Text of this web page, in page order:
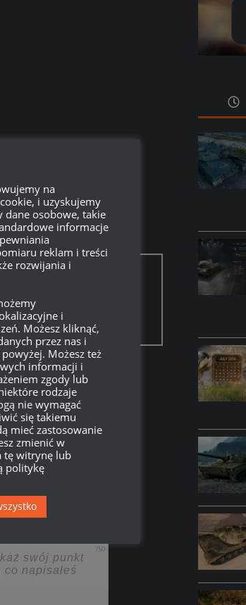
w WoT to pasjonaci.
– a przez to bardziej
750
na
i uzyskujemy
dane osobowe, takie
informacje
reklam i treści
rozwijania i
i
Możesz kliknąć,
przez nas i
Możesz też
informacji i
zgody lub
rodzaje
nie wymagać
się takiemu
mieć zastosowanie
zmienić w
tę witrynę lub
politykę